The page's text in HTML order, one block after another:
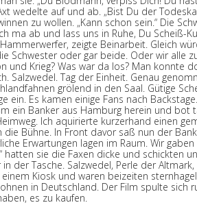
wedelte auf und ab. „Bist Du der
zu wollen. „Kann schon sein.“ Die
ma ab und lass uns in Ruhe, Du Scheiß-
zeigte Beinarbeit. Gleich
Schwester oder gar beide. Oder wir alle
und Krieg? Was war da los? Man konnte
Salzwedel. Tag der Einheit. Genau
grölend in den Saal. Gütige
ein. Es kamen einige Fans nach
ein Banker aus Hamburg herein und bot
Ich aquirierte kurzerhand einen
Bühne. In Front davor saß nun der
Erwartungen lagen im Raum. Wir
hatten sie die Faxen dicke und schickten
der Tasche. Salzwedel, Perle der
Kiosk und waren beizeiten
in Deutschland. Der Film spulte sich
es zu kaufen.